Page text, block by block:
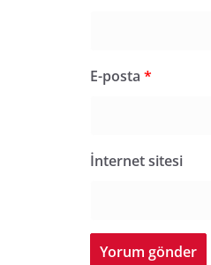
E-posta *
İnternet sitesi